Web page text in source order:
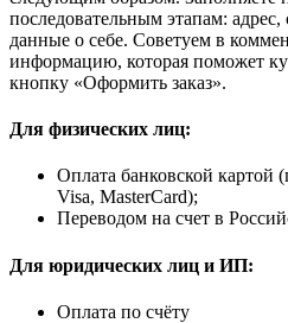
последовательным этапам:
данные о себе. Советуем в
информацию, которая поможет
кнопку «Оформить заказ».
Для физических лиц:
Оплата банковской
Visa, MasterCard);
Переводом на счет в
Для юридических лиц и ИП:
Оплата по счёту